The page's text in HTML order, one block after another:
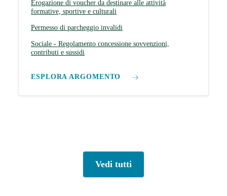
Erogazione di voucher da destinare alle attività
formative, sportive e culturali
Permesso di parcheggio invalidi
Sociale - Regolamento concessione sovvenzioni,
contributi e sussidi
ESPLORA ARGOMENTO
Vedi tutti